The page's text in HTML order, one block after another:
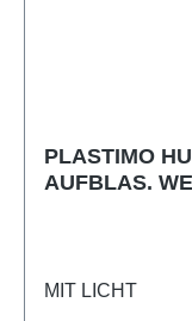
PLASTIMO
AUFBLAS.
MIT LICHT